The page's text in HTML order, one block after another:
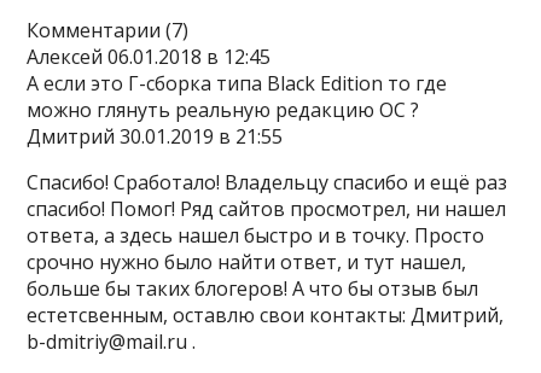
Комментарии (7)
Алексей 06.01.2018 в 12:45
А если это Г-сборка типа Black Edition то где
можно глянуть реальную редакцию ОС ?
Дмитрий 30.01.2019 в 21:55
Спасибо! Сработало! Владельцу спасибо и ещё раз
спасибо! Помог! Ряд сайтов просмотрел, ни нашел
ответа, а здесь нашел быстро и в точку. Просто
срочно нужно было найти ответ, и тут нашел,
больше бы таких блогеров! А что бы отзыв был
естетсвенным, оставлю свои контакты: Дмитрий,
b-dmitriy@mail.ru .